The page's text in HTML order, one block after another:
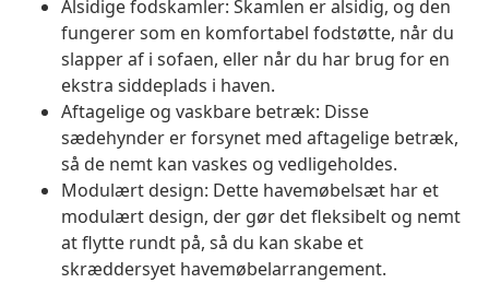
Alsidige fodskamler: Skamlen er alsidig, og den
fungerer som en komfortabel fodstøtte, når du
slapper af i sofaen, eller når du har brug for en
ekstra siddeplads i haven.
Aftagelige og vaskbare betræk: Disse
sædehynder er forsynet med aftagelige betræk,
så de nemt kan vaskes og vedligeholdes.
Modulært design: Dette havemøbelsæt har et
modulært design, der gør det fleksibelt og nemt
at flytte rundt på, så du kan skabe et
skræddersyet havemøbelarrangement.